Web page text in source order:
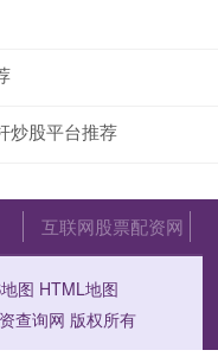
炒股平台推荐
互联网股票配资网
图 HTML地图
查询网 版权所有